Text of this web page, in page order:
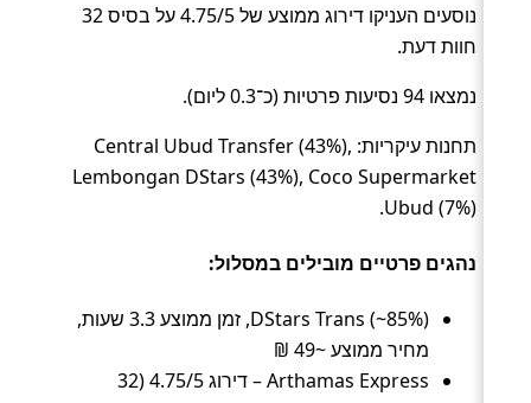
נוסעים העניקו דירוג ממוצע של 4.75/5 על בסיס 32
חוות דעת.
נמצאו 94 נסיעות פרטיות (כ־0.3 ליום).
תחנות עיקריות: Central Ubud Transfer (43%),
Lembongan DStars (43%), Coco Supermarket
Ubud (7%).
נהגים פרטיים מובילים במסלול:
DStars Trans (~85%), זמן ממוצע 3.3 שעות,
מחיר ממוצע ~49 ₪
Arthamas Express – דירוג 4.75/5 (32